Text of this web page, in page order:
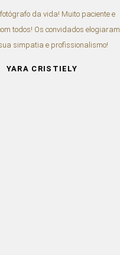
da vida! Muito paciente e
todos! Os convidados elogiaram
simpatia e profissionalismo!
YARA CRISTIELY